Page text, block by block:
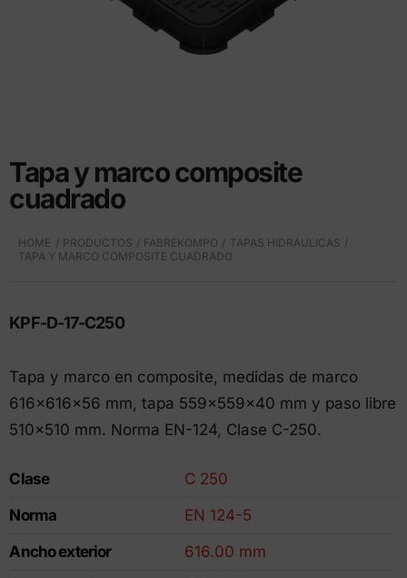
Tapa y marco composite
cuadrado
HOME PRODUCTOS FABREKOMPO
TAPAS HIDRAULICAS
TAPA Y MARCO COMPOSITE CUADRADO
KPF-D-17-C250
Tapa y marco en composite, medidas de marco
616x616x56 mm, tapa 559x559x40 mm y paso libre
510×510 mm. Norma EN-124, Clase C-250.
Clase
C 250
Norma
EN 124-5
Ancho exterior
616.00 mm